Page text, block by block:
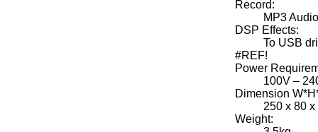
Record:
MP3
DSP Effects:
To USB
#REF!
Power
100V –
Dimension
250 x 80
Weight: